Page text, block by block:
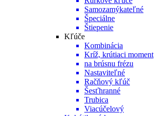
Samozamýkateľné
Špeciálne
Štiepenie
Kľúče
Kombinácia
Kríž, krútiaci moment
na brúsnu frézu
Nastaviteľné
Račňový kľúč
Šesťhranné
Trubica
Viacúčelový